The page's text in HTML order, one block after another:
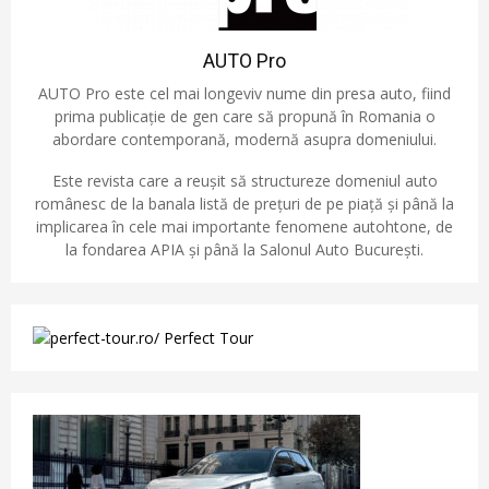
AUTO Pro
AUTO Pro este cel mai longeviv nume din presa auto, fiind
prima publicație de gen care să propună în Romania o
abordare contemporană, modernă asupra domeniului.
Este revista care a reușit să structureze domeniul auto
românesc de la banala listă de prețuri de pe piață și până la
implicarea în cele mai importante fenomene autohtone, de
la fondarea APIA și până la Salonul Auto București.